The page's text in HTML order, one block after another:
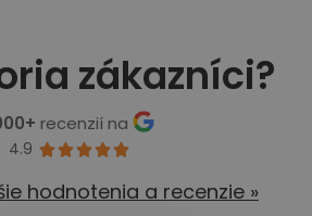
zákazníci?
recenzií na
4.9 
hodnotenia a recenzie »